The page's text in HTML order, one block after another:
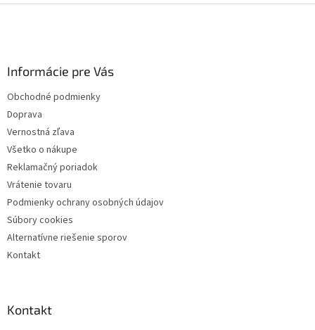
u
v
Informácie pre Vás
Obchodné podmienky
Doprava
Vernostná zľava
Všetko o nákupe
Reklamačný poriadok
Vrátenie tovaru
Podmienky ochrany osobných údajov
Súbory cookies
Alternatívne riešenie sporov
Kontakt
Kontakt